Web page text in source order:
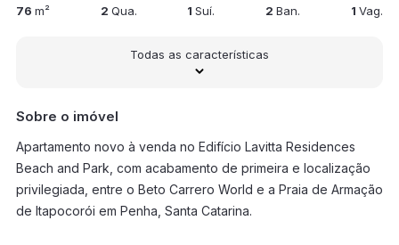
76 m² 2 Qua. 1Suí. 2Ban. 1Vag.
Todas as características
Sobre o imóvel
Apartamento novo à venda no Edifício Lavitta Residences
Beach and Park, com acabamento de primeira e localização
privilegiada, entre o Beto Carrero World e a Praia de Armação
de Itapocorói em Penha, Santa Catarina.